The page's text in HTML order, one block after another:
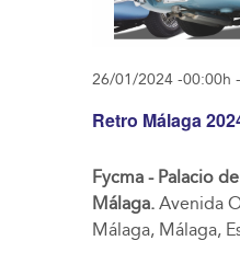
Retro Málaga
26/01/2024 -00:00h -
Fycma - Palacio
Málaga. Avenida
Málaga, Málaga,